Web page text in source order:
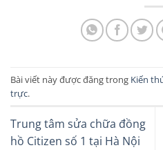
Bài viết này được đăng trong Kiến
trực.
Trung tâm sửa chữa đồng
hồ Citizen số 1 tại Hà Nội